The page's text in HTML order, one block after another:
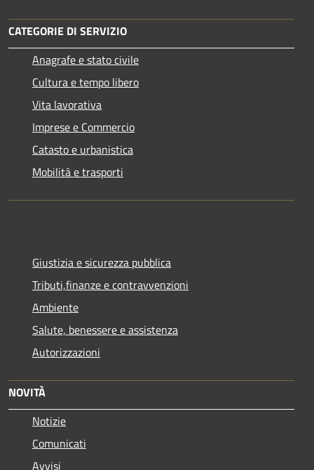
CATEGORIE DI SERVIZIO
Anagrafe e stato civile
Cultura e tempo libero
Vita lavorativa
Imprese e Commercio
Catasto e urbanistica
Mobilità e trasporti
Giustizia e sicurezza pubblica
Tributi,finanze e contravvenzioni
Ambiente
Salute, benessere e assistenza
Autorizzazioni
NOVITÀ
Notizie
Comunicati
Avvisi